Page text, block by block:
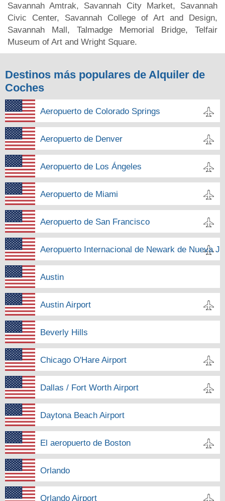
Savannah Amtrak, Savannah City Market, Savannah
Civic Center, Savannah College of Art and Design,
Savannah Mall, Talmadge Memorial Bridge, Telfair
Museum of Art and Wright Square.
Destinos más populares de Alquiler de
Coches
Aeropuerto de Colorado Springs
Aeropuerto de Denver
Aeropuerto de Los Ángeles
Aeropuerto de Miami
Aeropuerto de San Francisco
Aeropuerto Internacional de Newark de Nueva
Austin
Austin Airport
Beverly Hills
Chicago O'Hare Airport
Dallas / Fort Worth Airport
Daytona Beach Airport
El aeropuerto de Boston
Orlando
Orlando Airport